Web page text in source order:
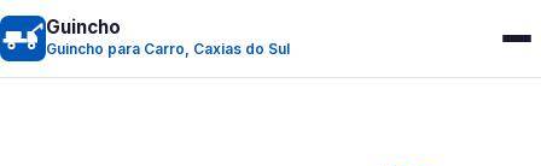
Guincho
Guincho para Carro, Caxias do Sul